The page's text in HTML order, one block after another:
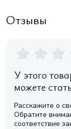
Отзывы
У этого
можете
Расскажите о
Обратите
соответствие